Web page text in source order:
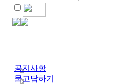
공지사항
묻고답하기